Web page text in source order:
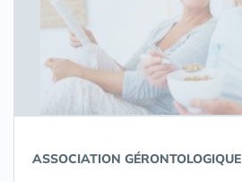
ASSOCIATION GÉRONTOLOGIQUE